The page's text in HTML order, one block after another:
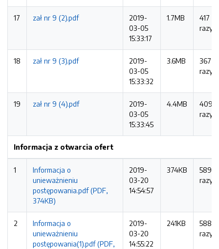
17 zał nr 9 (2).pdf
2019-
03-05
15:33:17
1.7MB
417
razy
18 zał nr 9 (3).pdf
2019-
03-05
15:33:32
3.6MB
367
razy
19 zał nr 9 (4).pdf
2019-
03-05
15:33:45
4.4MB
409
razy
Informacja z otwarcia ofert
1
Informacja o
unieważnieniu
postępowania.pdf (PDF,
374KB)
2019-
03-20
14:54:57
374KB
589
razy
2
Informacja o
unieważnieniu
postępowania(1).pdf (PDF,
2019-
03-20
14:55:22
241KB
588
razy